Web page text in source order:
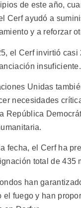
de este año,
Cerf ayudó a
y a reforzar
el Cerf invirtió
insuficiente.
Unidas
necesidades
República
fecha, el Cerf ha
total de 435
han
el fuego y han